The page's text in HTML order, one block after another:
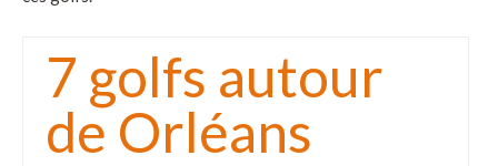
7 golfs autour
de Orléans